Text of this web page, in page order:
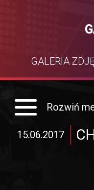
GALERIA
Rozwiń
15.06.2017